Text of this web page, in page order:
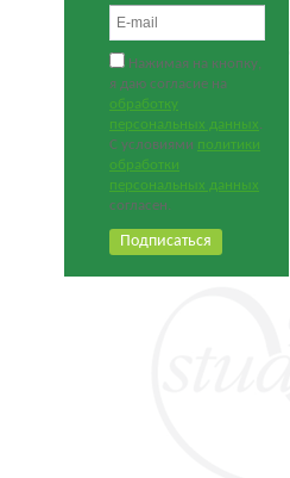
Нажимая на кнопку,
я даю согласие на
обработку
персональных данных.
С условиями политики
обработки
персональных данных
согласен.